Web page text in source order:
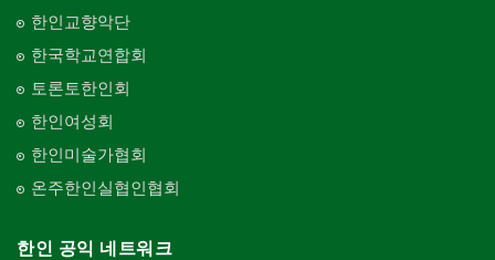
한인교향악단
한국학교연합회
토론토한인회
한인여성회
한인미술가협회
온주한인실협인협회
한인 공익 네트워크